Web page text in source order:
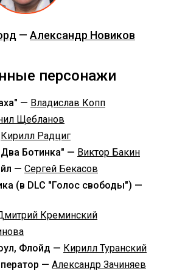
— Александр Новиков
персонажи
— Владислав Копп
Щебланов
Кирилл Радциг
Ботинка" — Виктор Бакин
— Сергей Бекасов
(в DLC "Голос свободы") —
Креминский
Флойд — Кирилл Туранский
— Александр Зачиняев